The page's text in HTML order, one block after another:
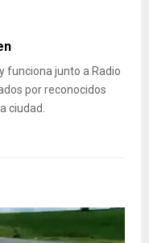
por reconocidos
ciudad.